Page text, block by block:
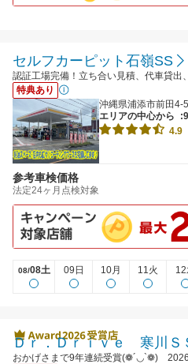
セルフカーピット石嶺SS
認証工場完備！立ち合い見積、代車貸出
特典あり
沖縄県浦添市前田4-
エリアの中心から
4.9
参考車検価格
法定24ヶ月点検対象
08/08土 09日 10月 11火 12
Ｄｒ．Ｄｒｉｖｅ 寒川Ｓ
おかげさまで9年連続受賞(❁´◡`❁)